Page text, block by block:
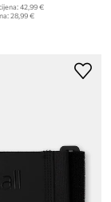
42,99 €
28,99 €